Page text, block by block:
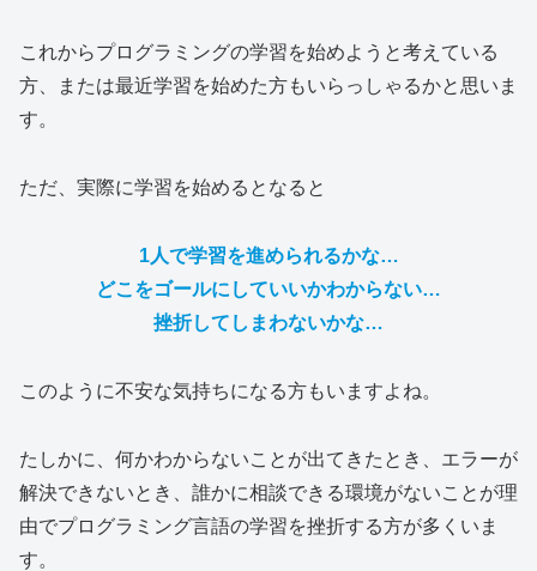
これからプログラミングの学習を始めようと考えている
方、または最近学習を始めた方もいらっしゃるかと思いま
す。
ただ、実際に学習を始めるとなると
1人で学習を進められるかな…
どこをゴールにしていいかわからない…
挫折してしまわないかな…
このように不安な気持ちになる方もいますよね。
たしかに、何かわからないことが出てきたとき、エラーが
解決できないとき、誰かに相談できる環境がないことが理
由でプログラミング言語の学習を挫折する方が多くいま
す。